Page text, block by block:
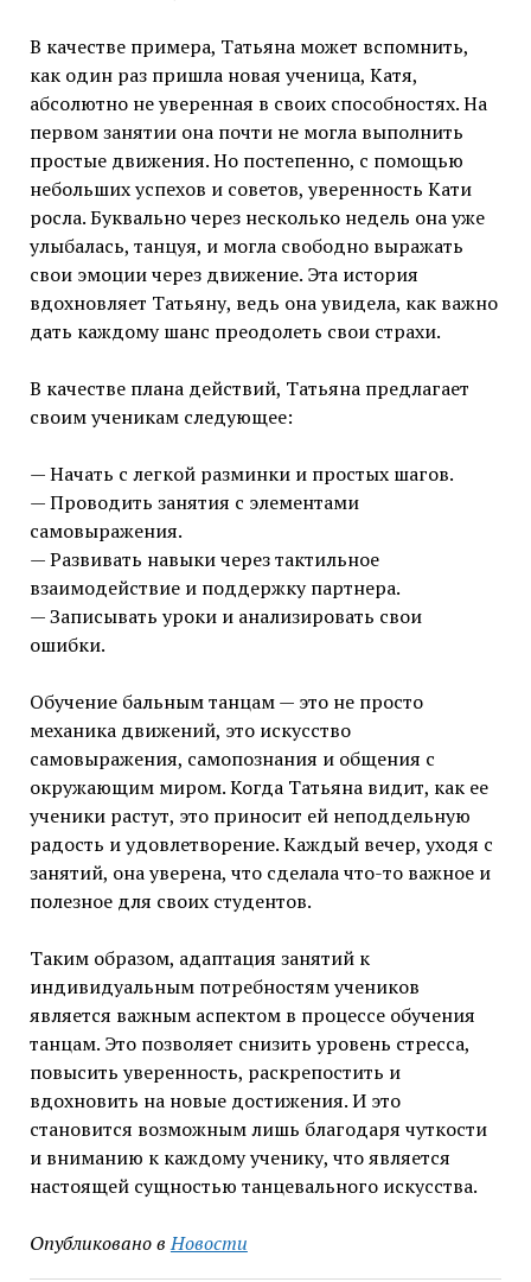
В качестве примера, Татьяна может вспомнить,
как один раз пришла новая ученица, Катя,
абсолютно не уверенная в своих способностях. На
первом занятии она почти не могла выполнить
простые движения. Но постепенно, с помощью
небольших успехов и советов, уверенность Кати
росла. Буквально через несколько недель она уже
улыбалась, танцуя, и могла свободно выражать
свои эмоции через движение. Эта история
вдохновляет Татьяну, ведь она увидела, как важно
дать каждому шанс преодолеть свои страхи.
В качестве плана действий, Татьяна предлагает
своим ученикам следующее:
— Начать с легкой разминки и простых шагов.
— Проводить занятия с элементами
самовыражения.
— Развивать навыки через тактильное
взаимодействие и поддержку партнера.
— Записывать уроки и анализировать свои
ошибки.
Обучение бальным танцам — это не просто
механика движений, это искусство
самовыражения, самопознания и общения с
окружающим миром. Когда Татьяна видит, как ее
ученики растут, это приносит ей неподдельную
радость и удовлетворение. Каждый вечер, уходя с
занятий, она уверена, что сделала что-то важное и
полезное для своих студентов.
Таким образом, адаптация занятий к
индивидуальным потребностям учеников
является важным аспектом в процессе обучения
танцам. Это позволяет снизить уровень стресса,
повысить уверенность, раскрепостить и
вдохновить на новые достижения. И это
становится возможным лишь благодаря чуткости
и вниманию к каждому ученику, что является
настоящей сущностью танцевального искусства.
Опубликовано в Новости